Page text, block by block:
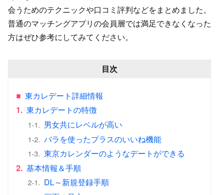
会うためのテクニックや口コミ評判などをまとめました。
普通のマッチングアプリの会員層では満足できなくなった
方はぜひ参考にしてみてください。
目次
■ 東カレデート詳細情報
1. 東カレデートの特徴
1-1. 男女共にレベルが高い
1-2. バラを使ったプラスのいいね機能
1-3. 東京カレンダーのようなデートができる
2. 基本情報＆手順
2-1. DL～新規登録手順